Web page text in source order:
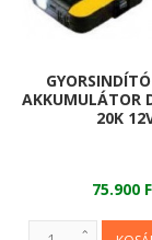
AKKUMULÁTOR
20K
75.900